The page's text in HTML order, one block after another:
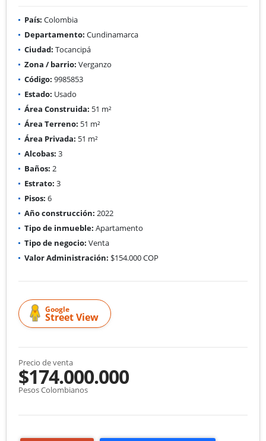
País: Colombia
Departamento: Cundinamarca
Ciudad: Tocancipá
Zona / barrio: Verganzo
Código: 9985853
Estado: Usado
Área Construida: 51 m²
Área Terreno: 51 m²
Área Privada: 51 m²
Alcobas: 3
Baños: 2
Estrato: 3
Pisos: 6
Año construcción: 2022
Tipo de inmueble: Apartamento
Tipo de negocio: Venta
Valor Administración: $154.000 COP
Google
Street View
Precio de venta
$174.000.000
Pesos Colombianos